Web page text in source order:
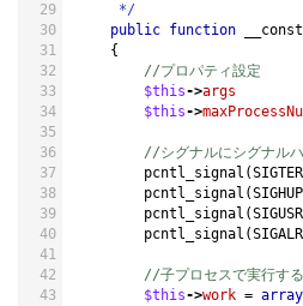
     */
public function
{
//プロパティ設定
$this->args
$this->
//シグナルにシグナル
pcntl_signal (
pcntl_signal (SIGHUP
pcntl_signal (
pcntl_signal (
//子プロセスで実行す
$this->work = array